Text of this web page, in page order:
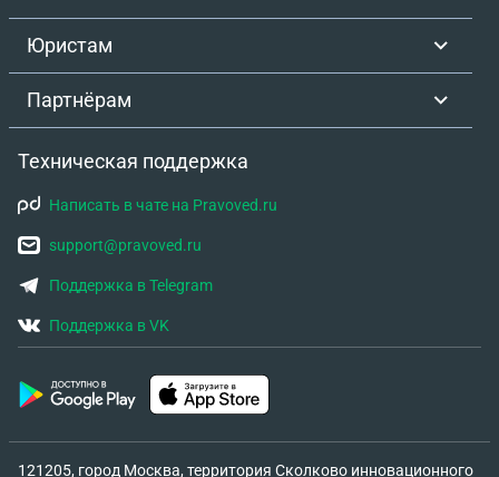
Юристам
Партнёрам
Техническая поддержка
Написать в чате на Pravoved.ru
support@pravoved.ru
Поддержка в Telegram
Поддержка в VK
121205, город Москва, территория Сколково инновационного